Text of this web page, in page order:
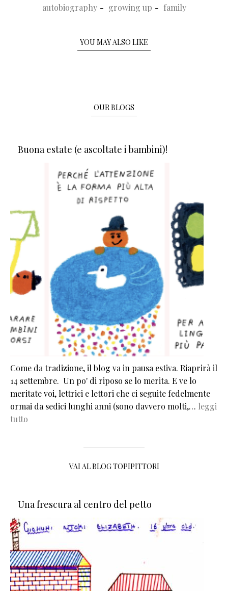
autobiography growing up family
YOU MAY ALSO LIKE
OUR BLOGS
Buona estate (e ascoltate i bambini)!
Come da tradizione, il blog va in pausa estiva. Riaprirà il
14 settembre. Un po' di riposo se lo merita. E ve lo
meritate voi, lettrici e lettori che ci seguite fedelmente
ormai da sedici lunghi anni (sono davvero molti,… leggi
tutto
VAI AL BLOG TOPIPITTORI
Una frescura al centro del petto